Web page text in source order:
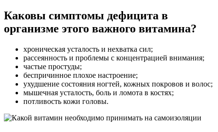
Каковы симптомы дефицита в
организме этого важного витамина?
хроническая усталость и нехватка сил;
рассеянность и проблемы с концентрацией внимания;
частые простуды;
беспричинное плохое настроение;
ухудшение состояния ногтей, кожных покровов и волос;
мышечная усталость, боль и ломота в костях;
потливость кожи головы.